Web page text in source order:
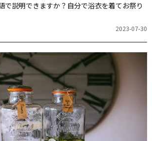
で説明できますか？自分で浴衣を着てお祭り
2023-07-30